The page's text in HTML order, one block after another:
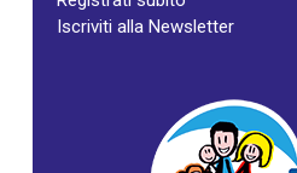
Iscriviti alla Newsletter